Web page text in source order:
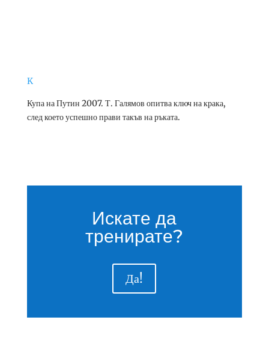
K
Купа на Путин 2007. Т. Галямов опитва ключ на крака,
след което успешно прави такъв на ръката.
Искате да
тренирате?
Да!